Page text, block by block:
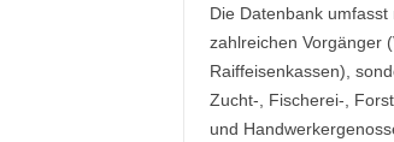
Die Datenbank
zahlreichen Vorgänger
Raiffeisenkassen),
Zucht-, Fischerei-,
und